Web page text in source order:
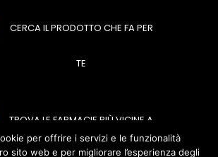
CERCA IL PRODOTTO CHE FA PER
TE
TROVA LE FARMACIE PIÙ VICINE A
per offrire i servizi e le funzionalità
sito web e per migliorare l’esperienza degli